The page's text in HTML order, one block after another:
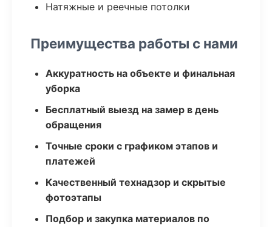
Натяжные и реечные потолки
Преимущества работы с нами
Аккуратность на объекте и финальная
уборка
Бесплатный выезд на замер в день
обращения
Точные сроки с графиком этапов и
платежей
Качественный технадзор и скрытые
фотоэтапы
Подбор и закупка материалов по